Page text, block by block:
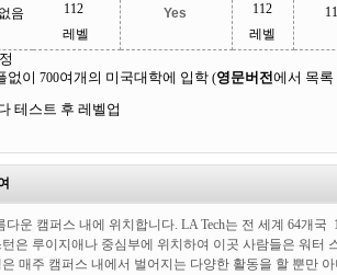
없음
112
레벨
Yes
112
레벨
없이 700여개의 미국대학에 입학 (영문버전에서 목록
테스트 후 레벨업
다운 캠퍼스 내에 위치합니다. LA Tech는 전 세계 64개국
은 루이지애나 중심부에 위치하여 이곳 사람들은 워터
매주 캠퍼스 내에서 벌어지는 다양한 활동을 할 뿐만